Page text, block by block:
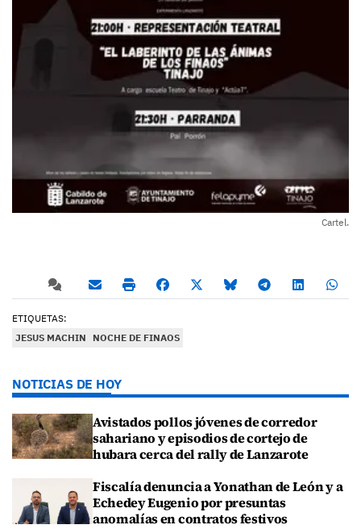
Cartel.
ETIQUETAS:
JESUS MACHIN
NOCHE DE FINAOS
NOTICIAS DE HOY
Avistados pollos jóvenes de corredor
sahariano y episodios de cortejo de
hubara cerca del rally de Lanzarote
Fiscalía denuncia a Yonathan de León y a
Echedey Eugenio por presuntas
anomalías en contratos festivos